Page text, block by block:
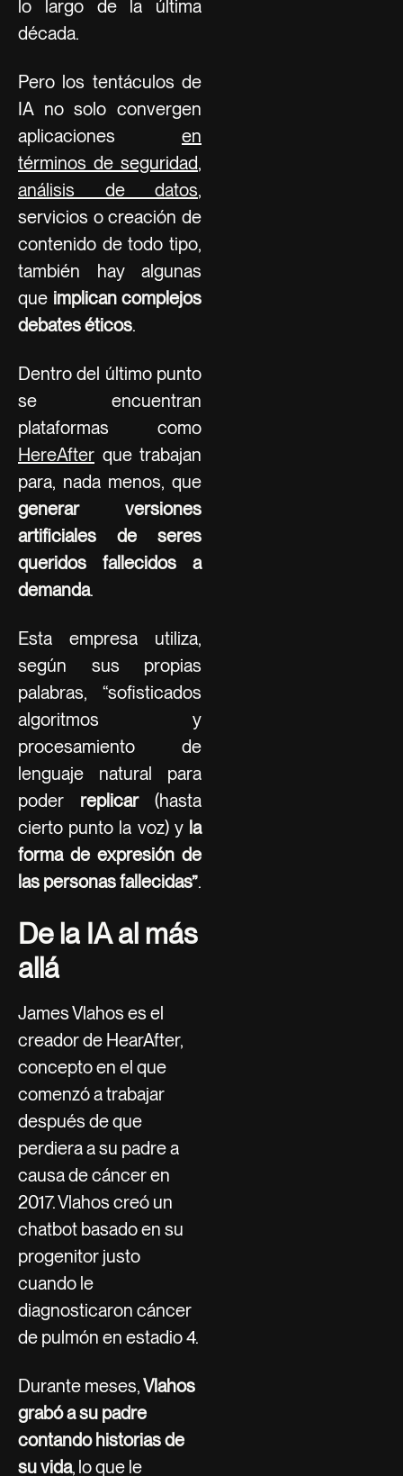
lo largo de la última
década.
Pero los tentáculos de
IA no solo convergen
aplicaciones en
términos de seguridad,
análisis de datos,
servicios o creación de
contenido de todo tipo,
también hay algunas
que implican complejos
debates éticos.
Dentro del último punto
se encuentran
plataformas como
HereAfter que trabajan
para, nada menos, que
generar versiones
artificiales de seres
queridos fallecidos a
demanda.
Esta empresa utiliza,
según sus propias
palabras, “sofisticados
algoritmos y
procesamiento de
lenguaje natural para
poder replicar(hasta
cierto punto la voz) y la
forma de expresión de
las personas fallecidas”.
De la IA al más
allá
James Vlahos es el
creador de HearAfter,
concepto en el que
comenzó a trabajar
después de que
perdiera a su padre a
causa de cáncer en
2017. Vlahos creó un
chatbot basado en su
progenitor justo
cuando le
diagnosticaron cáncer
de pulmón en estadio 4.
Durante meses,Vlahos
grabó a su padre
contando historias de
su vida, lo que le